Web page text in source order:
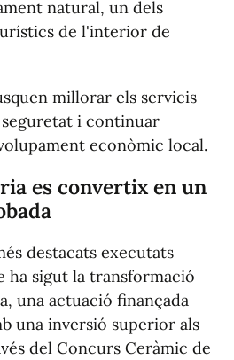
natural, un dels
de l'interior de
millorar els servicis
i continuar
econòmic local.
es convertix en un
destacats executats
ha sigut la transformació
una actuació finançada
una inversió superior als
del Concurs Ceràmic de